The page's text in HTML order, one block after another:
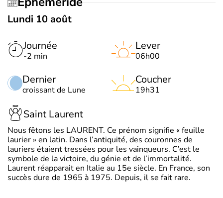
Lundi 10 août
Journée
-2 min
Dernier
croissant de Lune
Lever
06h00
Coucher
19h31
Saint Laurent
Nous fêtons les LAURENT. Ce prénom signifie « feuille
laurier » en latin. Dans l’antiquité, des couronnes de
lauriers étaient tressées pour les vainqueurs. C’est le
symbole de la victoire, du génie et de l’immortalité.
Laurent réapparait en Italie au 15e siècle. En France, son
succès dure de 1965 à 1975. Depuis, il se fait rare.